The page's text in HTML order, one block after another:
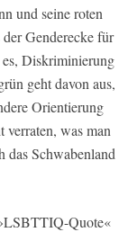
und seine roten
Genderecke für
Diskriminierung
geht davon aus,
Orientierung
verraten, was man
das Schwabenland
Quote«